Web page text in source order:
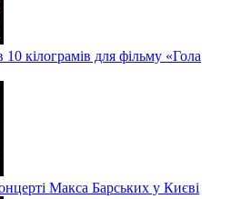
кілограмів для фільму «Гола
Макса Барських у Києві